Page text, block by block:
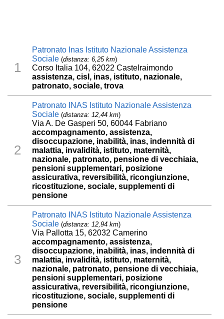
1
Patronato Inas Istituto Nazionale Assistenza
Sociale (distanza: 6,25 km)
Corso Italia 104, 62022 Castelraimondo
assistenza, cisl, inas, istituto, nazionale,
patronato, sociale, trova
2
Patronato INAS Istituto Nazionale Assistenza
Sociale (distanza: 12,44 km)
Via A. De Gasperi 50, 60044 Fabriano
accompagnamento, assistenza,
disoccupazione, inabilità, inas, indennità di
malattia, invalidità, istituto, maternità,
nazionale, patronato, pensione di vecchiaia,
pensioni supplementari, posizione
assicurativa, reversibilità, ricongiunzione,
ricostituzione, sociale, supplementi di
pensione
3
Patronato INAS Istituto Nazionale Assistenza
Sociale (distanza: 12,94 km)
Via Pallotta 15, 62032 Camerino
accompagnamento, assistenza,
disoccupazione, inabilità, inas, indennità di
malattia, invalidità, istituto, maternità,
nazionale, patronato, pensione di vecchiaia,
pensioni supplementari, posizione
assicurativa, reversibilità, ricongiunzione,
ricostituzione, sociale, supplementi di
pensione